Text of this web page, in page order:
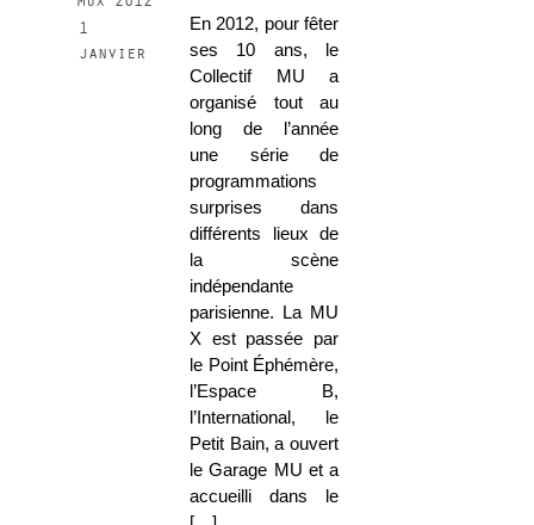
1
janvier
En 2012, pour fêter
ses 10 ans, le
Collectif MU a
organisé tout au
long de l’année
une série de
programmations
surprises dans
différents lieux de
la scène
indépendante
parisienne. La MU
X est passée par
le Point Éphémère,
l’Espace B,
l’International, le
Petit Bain, a ouvert
le Garage MU et a
accueilli dans le